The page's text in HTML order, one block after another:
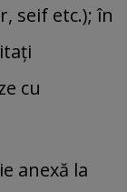
seif etc.); în
cu
anexă la